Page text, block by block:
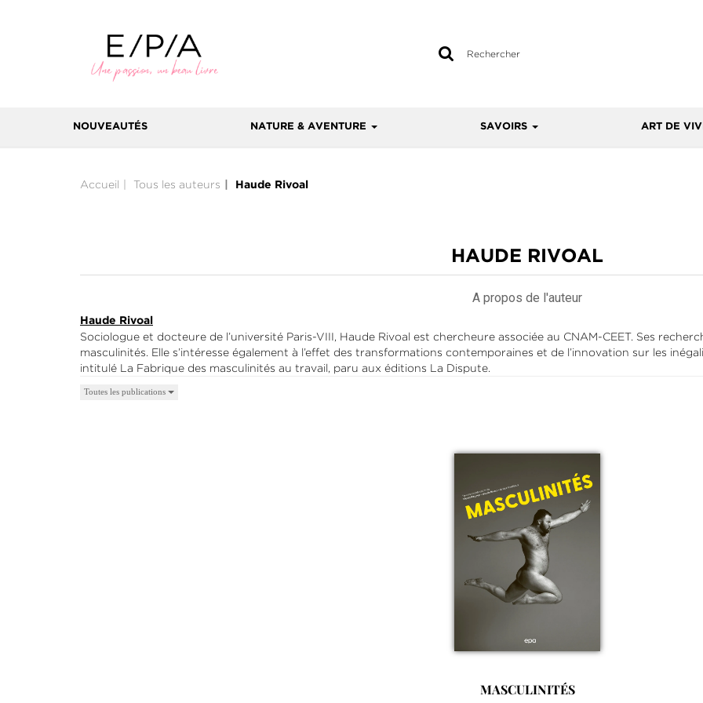
Rechercher
NOUVEAUTÉS NATURE & AVENTURE SAVOIRS ART DE
Accueil Tous les auteurs Haude Rivoal
HAUDE RIVOAL
A propos de l'auteur
Haude Rivoal
Sociologue et docteure de l’université Paris-VIII, Haude Rivoal est chercheure associée au CNAM-CEET. Ses
masculinités. Elle s’intéresse également à l’effet des transformations contemporaines et de l’innovation sur les
intitulé La Fabrique des masculinités au travail, paru aux éditions La Dispute.
Toutes les publications
MASCULINITÉS